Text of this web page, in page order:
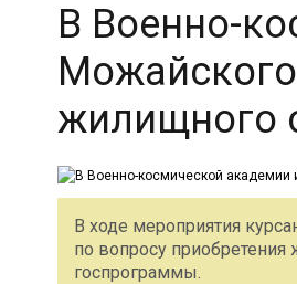
В Военно-
жилищного
В ходе мероприятия
по вопросу
госпрограммы.